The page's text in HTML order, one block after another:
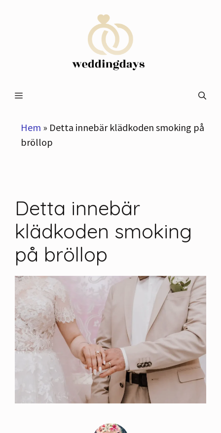
Meny
Hem » Detta innebär klädkoden smoking på
bröllop
Detta innebär
klädkoden smoking
på bröllop